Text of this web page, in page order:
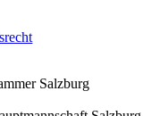
Salzburg